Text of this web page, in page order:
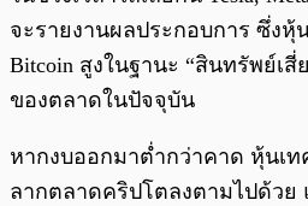
จะรายงานผลประกอบการ ซึ่ง
Bitcoin สูงในฐานะ “สินทรัพย์เ
ของตลาดในปัจจุบัน
หากงบออกมาต่ำกว่าคาด หุ้นเท
ลากตลาดคริปโตลงตามไปด้วย